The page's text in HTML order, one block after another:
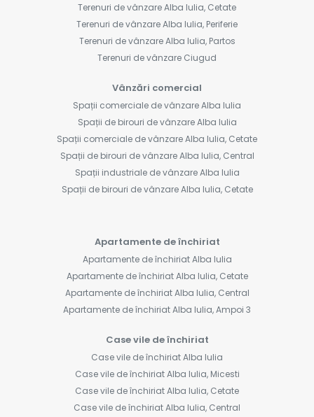
Terenuri de vânzare Alba Iulia, Cetate
Terenuri de vânzare Alba Iulia, Periferie
Terenuri de vânzare Alba Iulia, Partos
Terenuri de vânzare Ciugud
Vânzări comercial
Spații comerciale de vânzare Alba Iulia
Spații de birouri de vânzare Alba Iulia
Spații comerciale de vânzare Alba Iulia, Cetate
Spații de birouri de vânzare Alba Iulia, Central
Spații industriale de vânzare Alba Iulia
Spații de birouri de vânzare Alba Iulia, Cetate
Apartamente de închiriat
Apartamente de închiriat Alba Iulia
Apartamente de închiriat Alba Iulia, Cetate
Apartamente de închiriat Alba Iulia, Central
Apartamente de închiriat Alba Iulia, Ampoi 3
Case vile de închiriat
Case vile de închiriat Alba Iulia
Case vile de închiriat Alba Iulia, Micesti
Case vile de închiriat Alba Iulia, Cetate
Case vile de închiriat Alba Iulia, Central